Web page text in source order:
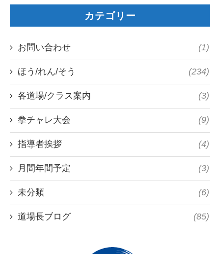
カテゴリー
お問い合わせ (1)
ほう/れん/そう (234)
各道場/クラス案内 (3)
拳チャレ大会 (9)
指導者挨拶 (4)
月間年間予定 (3)
未分類 (6)
道場長ブログ (85)